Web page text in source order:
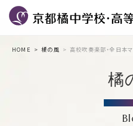
HOME 橘の風 高校吹奏楽部・全日本
橘